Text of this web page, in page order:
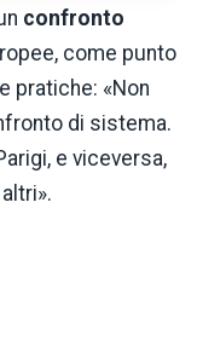
confronto
come punto
pratiche: «Non
di sistema.
e viceversa,